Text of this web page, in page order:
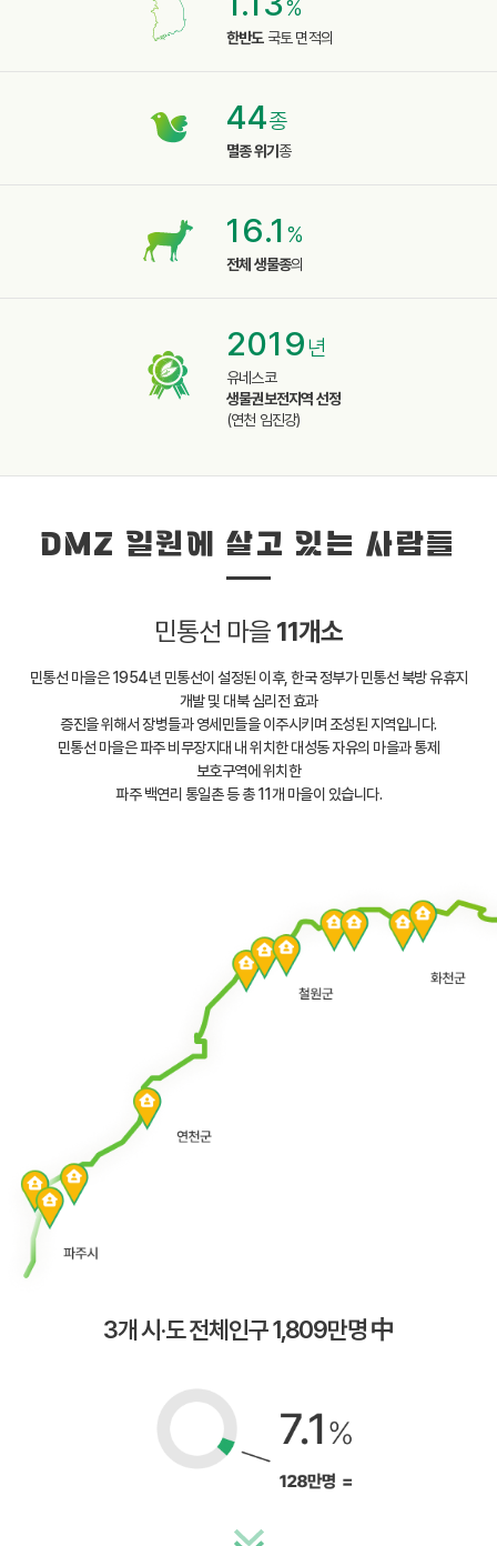
%
한반도국토 면적의
44종
멸종 위기 종
16.1 %
전체 생물종의
2019년
유네스코
생물권보전지역 선정
(연천 임진강)
DMZ 일원에 살고 있는 사람들
민통선 마을 11개소
민통선 마을은 1954년 민통선이 설정된 이후, 한국 정부가 민통선 북방 유휴지
개발 및 대북 심리전 효과
증진을 위해서 장병들과 영세민들을 이주시키며 조성된 지역입니다.
민통선 마을은 파주 비무장지대 내 위치한 대성동 자유의 마을과 통제
보호구역에 위치한
파주 백연리 통일촌 등 총 11개 마을이 있습니다.
3개 시·도 전체인구 1,809만명 中